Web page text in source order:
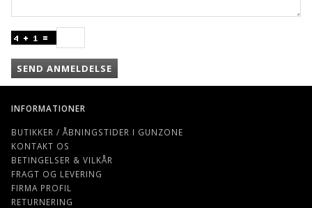
SEND ANMELDELSE
INFORMATIONER
BUTIKKER / ÅBNINGSTIDER I GUNZONE
KONTAKT OS
BETINGELSER & VILKÅR
FRAGT OG LEVERING
FIRMA PROFIL
RETURNERING